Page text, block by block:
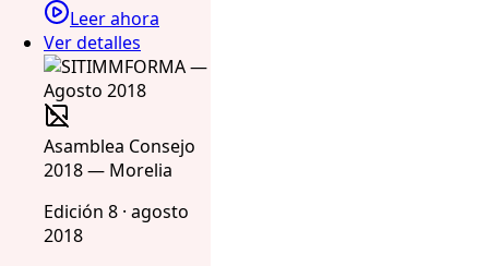
Leer ahora
Ver detalles
Asamblea Consejo
2018 — Morelia
Edición 8 · agosto
2018